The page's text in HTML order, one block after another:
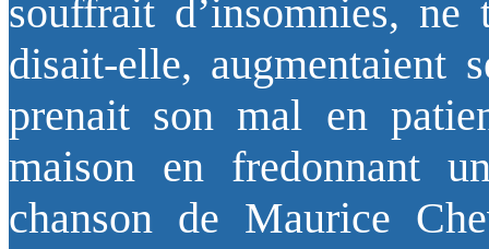
souffrait d’insomnies,
disait-elle, augmentaient
prenait son mal en
maison en fredonnant
chanson de Maurice